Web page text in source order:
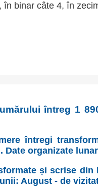
binar câte 4, în
întreg 1
întregi
Date organizate lunar
și scrise din
August - de